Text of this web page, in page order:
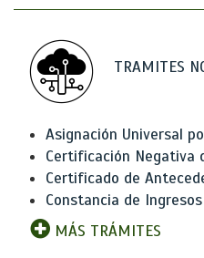
TRAMITES
Asignación Universal
Certificación Negativa
Certificado de
Constancia de
MÁS TRÁMITES